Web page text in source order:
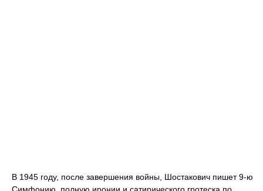
В 1945 году, после завершения войны, Шостакович пишет 9-ю
Симфонию, полную иронии и сатирического гротеска по